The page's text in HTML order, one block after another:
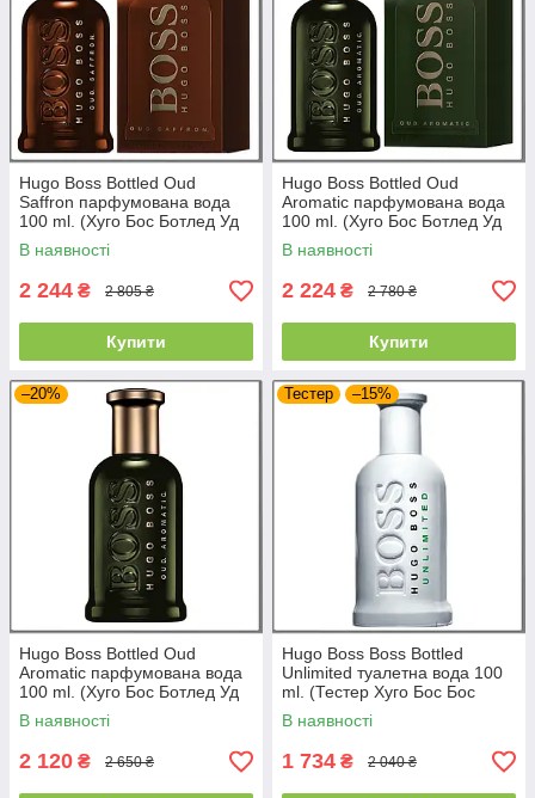
Hugo Boss Bottled Oud
Saffron парфумована вода
100 ml. (Хуго Бос Ботлед Уд
Шафран)
В наявності
2 244 ₴ 2 805 ₴
Купити
Hugo Boss Bottled Oud
Aromatic парфумована вода
100 ml. (Хуго Бос Ботлед Уд
Ароматик)
В наявності
2 224 ₴ 2 780 ₴
Купити
–20%
Hugo Boss Bottled Oud
Aromatic парфумована вода
100 ml. (Хуго Бос Ботлед Уд
Ароматик)
В наявності
2 120 ₴ 2 650 ₴
Тестер –15%
Hugo Boss Boss Bottled
Unlimited туалетна вода 100
ml. (Тестер Хуго Бос Бос
Ботл Унлимитед)
В наявності
1 734 ₴ 2 040 ₴